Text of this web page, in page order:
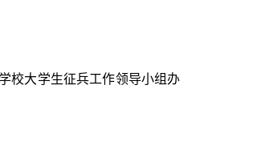
校大学生征兵工作领导小组办